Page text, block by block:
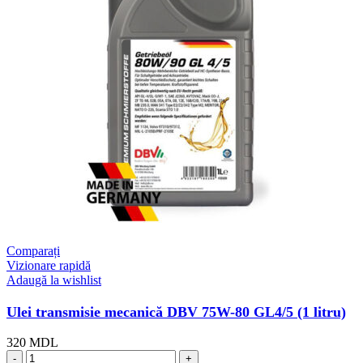
Comparați
Vizionare rapidă
Adaugă la wishlist
Ulei transmisie mecanică DBV 75W-80 GL4/5 (1 litru)
320 MDL
Cantitate